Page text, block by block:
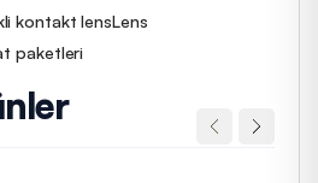
kontakt lensLens
paketleri